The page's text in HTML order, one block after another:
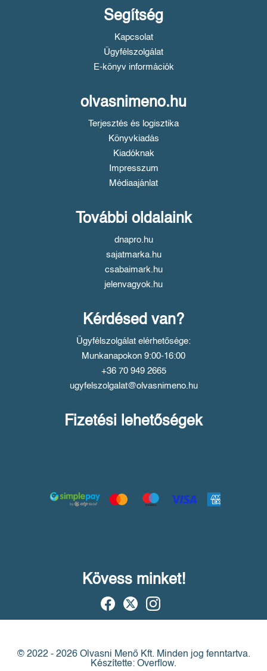
Segítség
Kapcsolat
Ügyfélszolgálat
E-könyv információk
olvasnimeno.hu
Terjesztés és logisztika
Könyvkiadás
Kiadóknak
Impresszum
Médiaajánlat
További oldalaink
dnapro.hu
sajatmarka.hu
csabaimark.hu
jelenvagyok.hu
Kérdésed van?
Ügyfélszolgálat elérhetősége:
Munkanapokon 9:00-16:00
+36 70 949 2665
ugyfelszolgalat@olvasnimeno.hu
Fizetési lehetőségek
Kövess minket!
© 2022 - 2026 Olvasni Menő Kft. Minden jog fenntartva.
Készítette: Overflow.